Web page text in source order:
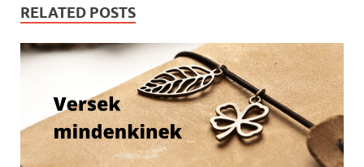
RELATED POSTS